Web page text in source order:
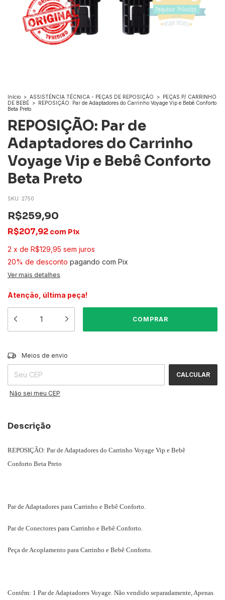
Início > ASSISTÊNCIA TÉCNICA - PEÇAS DE REPOSIÇÃO > PEÇAS P/ CARRINHO
DE BEBÊ > REPOSIÇÃO: Par de Adaptadores do Carrinho Voyage Vip e Bebê Conforto
Beta Preto
REPOSIÇÃO: Par de
Adaptadores do Carrinho
Voyage Vip e Bebê Conforto
Beta Preto
SKU: 2750
R$259,90
R$207,92 com Pix
2 x de R$129,95 sem juros
20% de desconto pagando com Pix
Ver mais detalhes
Atenção, última peça!
Entregas para o CEP:
Meios de envio
CALCULAR
Não sei meu CEP
Descrição
REPOSIÇÃO: Par de Adaptadores do Carrinho Voyage Vip e Bebê
Conforto Beta Preto
Par de Adaptadores para Carrinho e Bebê Conforto.
Par de Conectores para Carrinho e Bebê Conforto.
Peça de Acoplamento para Carrinho e Bebê Conforto.
Contêm: 1 Par de Adaptadores Voyage. Não vendido separadamente, Apenas